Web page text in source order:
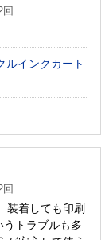
回
ルインクカート
回
装着しても印刷
トラブルも多